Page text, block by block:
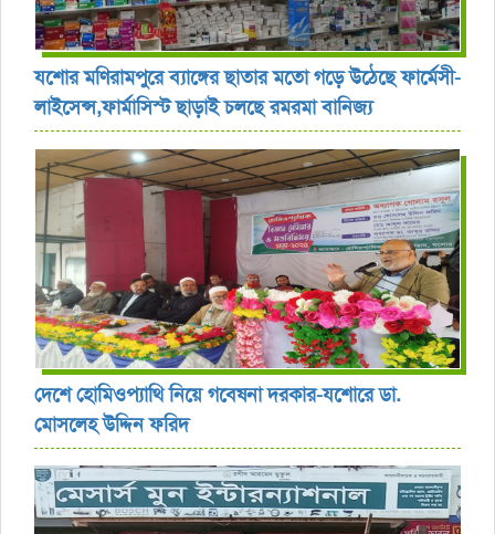
যশোর ‎মণিরামপুরে ব্যাঙ্গের ছাতার মতো গড়ে উঠেছে ফার্মেসী-
লাইসেন্স,ফার্মাসিস্ট ছাড়াই চলছে রমরমা বানিজ্য ‎
দেশে হোমিওপ্যাথি নিয়ে গবেষনা দরকার-যশোরে ডা.
মোসলেহ উদ্দিন ফরিদ